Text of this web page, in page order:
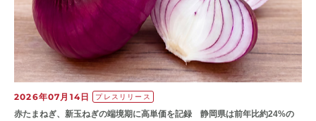
2026年07月14日 プレスリリース
赤たまねぎ、新玉ねぎの端境期に高単価を記録 静岡県は前年比約24%の